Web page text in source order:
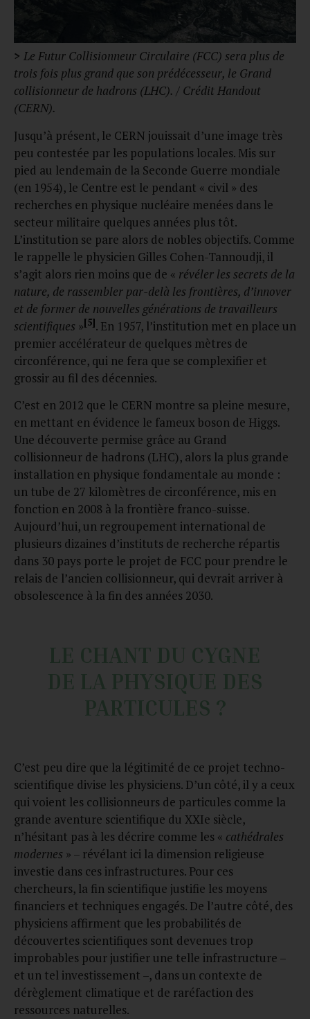
> Le Futur Collisionneur Circulaire (FCC) sera plus de
trois fois plus grand que son prédécesseur, le Grand
collisionneur de hadrons (LHC). / Crédit Handout
(CERN).
Jusqu’à présent, le CERN jouissait d’une image très
peu contestée par les populations locales. Mis sur
pied au lendemain de la Seconde Guerre mondiale
(en 1954), le Centre est le pendant « civil » des
recherches en physique nucléaire menées dans le
secteur militaire quelques années plus tôt.
L’institution se pare alors de nobles objectifs. Comme
le rappelle le physicien Gilles Cohen-Tannoudji, il
s’agit alors rien moins que de « révéler les secrets de la
nature, de rassembler par-delà les frontières, d’innover
et de former de nouvelles générations de travailleurs
scientifiques »[5]. En 1957, l’institution met en place un
premier accélérateur de quelques mètres de
circonférence, qui ne fera que se complexifier et
grossir au fil des décennies.
C’est en 2012 que le CERN montre sa pleine mesure,
en mettant en évidence le fameux boson de Higgs.
Une découverte permise grâce au Grand
collisionneur de hadrons (LHC), alors la plus grande
installation en physique fondamentale au monde :
un tube de 27 kilomètres de circonférence, mis en
fonction en 2008 à la frontière franco-suisse.
Aujourd’hui, un regroupement international de
plusieurs dizaines d’instituts de recherche répartis
dans 30 pays porte le projet de FCC pour prendre le
relais de l’ancien collisionneur, qui devrait arriver à
obsolescence à la fin des années 2030.
LE CHANT DU CYGNE
DE LA PHYSIQUE DES
PARTICULES ?
C’est peu dire que la légitimité de ce projet techno-
scientifique divise les physiciens. D’un côté, il y a ceux
qui voient les collisionneurs de particules comme la
grande aventure scientifique du XXIe siècle,
n’hésitant pas à les décrire comme les « cathédrales
modernes » – révélant ici la dimension religieuse
investie dans ces infrastructures. Pour ces
chercheurs, la fin scientifique justifie les moyens
financiers et techniques engagés. De l’autre côté, des
physiciens affirment que les probabilités de
découvertes scientifiques sont devenues trop
improbables pour justifier une telle infrastructure –
et un tel investissement –, dans un contexte de
dérèglement climatique et de raréfaction des
ressources naturelles.